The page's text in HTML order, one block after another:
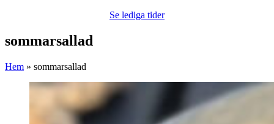
Se lediga tider
sommarsallad
Hem » sommarsallad